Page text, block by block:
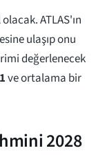
ATLAS'ın
ulaşıp onu
değerlenecek
ve ortalama bir
2028